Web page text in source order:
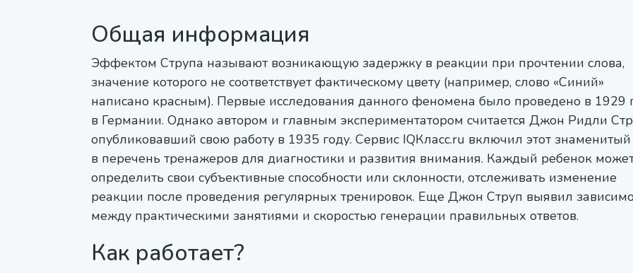
Общая информация
Эффектом Струпа называют возникающую задержку в реакции при прочтении слова,
значение которого не соответствует фактическому цвету (например, слово «Синий»
написано красным). Первые исследования данного феномена было проведено в 1929
в Германии. Однако автором и главным экспериментатором считается Джон Ридли
опубликовавший свою работу в 1935 году. Сервис IQКласс.ru включил этот знаменитый
в перечень тренажеров для диагностики и развития внимания. Каждый ребенок
определить свои субъективные способности или склонности, отслеживать изменение
реакции после проведения регулярных тренировок. Еще Джон Струп выявил
между практическими занятиями и скоростью генерации правильных ответов.
Как работает?